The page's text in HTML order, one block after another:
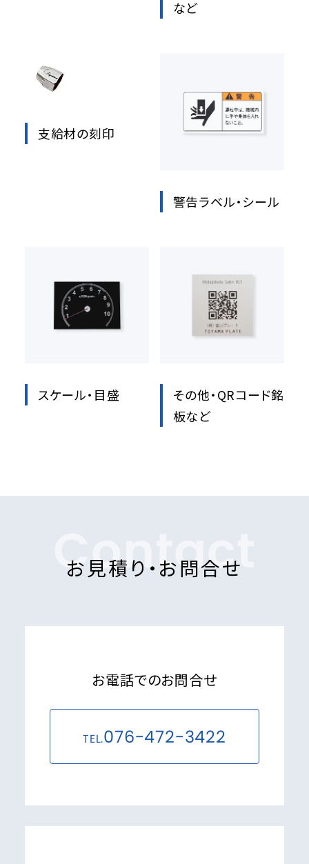
など
支給材の刻印
警告ラベル・シール
スケール・目盛
その他・QRコード銘
板など
お見積り・お問合せ
お電話でのお問合せ
TEL.076-472-3422
Contact